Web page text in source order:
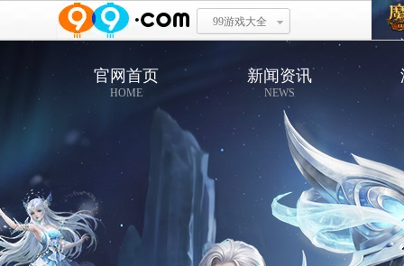
99游戏大全
官网首页
HOME
新闻资讯
NEWS